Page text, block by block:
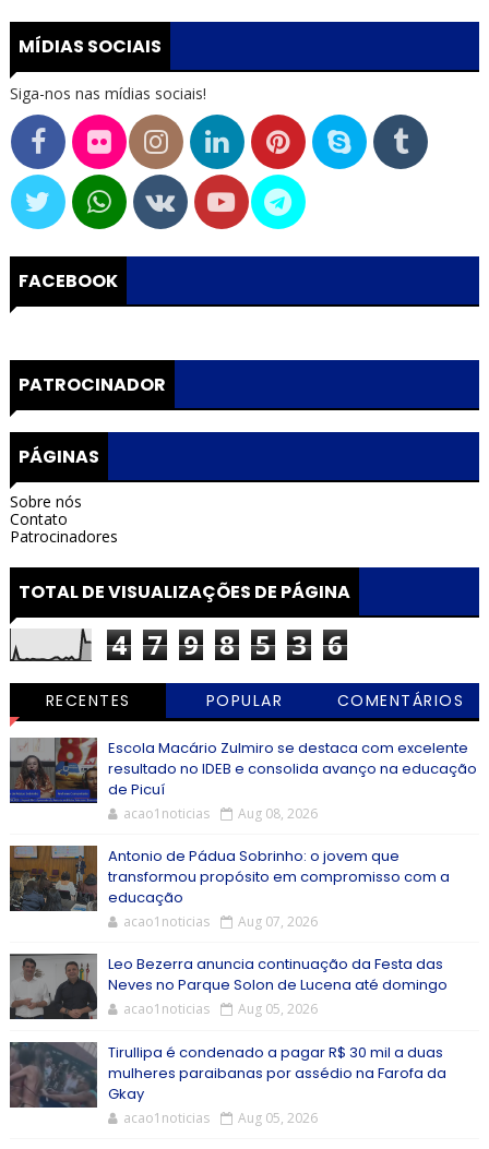
MÍDIAS SOCIAIS
Siga-nos nas mídias sociais!
FACEBOOK
PATROCINADOR
PÁGINAS
Sobre nós
Contato
Patrocinadores
TOTAL DE VISUALIZAÇÕES DE PÁGINA
4 7 9 8 5 3 6
RECENTES POPULAR COMENTÁRIOS
Escola Macário Zulmiro se destaca com excelente
resultado no IDEB e consolida avanço na educação
de Picuí
acao1noticias Aug 08, 2026
Antonio de Pádua Sobrinho: o jovem que
transformou propósito em compromisso com a
educação
acao1noticias Aug 07, 2026
Leo Bezerra anuncia continuação da Festa das
Neves no Parque Solon de Lucena até domingo
acao1noticias Aug 05, 2026
Tirullipa é condenado a pagar R$ 30 mil a duas
mulheres paraibanas por assédio na Farofa da
Gkay
acao1noticias Aug 05, 2026